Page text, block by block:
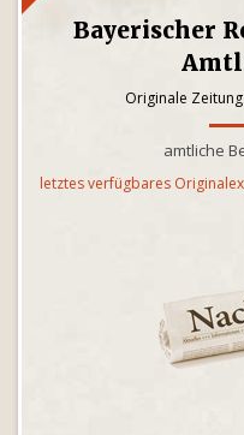
Bayerischer
Originale
amtliche
letztes verfügbares